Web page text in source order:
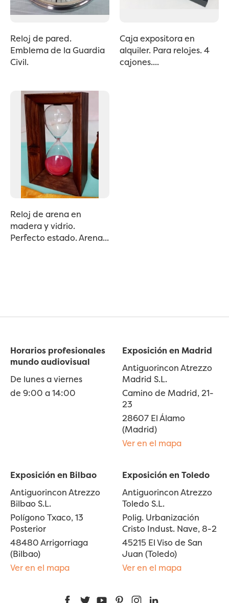
Reloj de pared.
Emblema de la Guardia
Civil.
Caja expositora en
alquiler. Para relojes. 4
cajones....
Reloj de arena en
madera y vidrio.
Perfecto estado. Arena...
Horarios profesionales
mundo audiovisual
De lunes a viernes
de 9:00 a 14:00
Exposición en Madrid
Antiguorincon Atrezzo
Madrid S.L.
Camino de Madrid, 21-
23
28607 El Álamo
(Madrid)
Ver en el mapa
Exposición en Bilbao
Antiguorincon Atrezzo
Bilbao S.L.
Polígono Txaco, 13
Posterior
48480 Arrigorriaga
(Bilbao)
Ver en el mapa
Exposición en Toledo
Antiguorincon Atrezzo
Toledo S.L.
Polig. Urbanización
Cristo Indust. Nave, 8-2
45215 El Viso de San
Juan (Toledo)
Ver en el mapa
FacebookTwitterYouTubePinterestInstagram